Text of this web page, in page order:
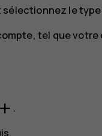
sélectionnez le
tel que
add .